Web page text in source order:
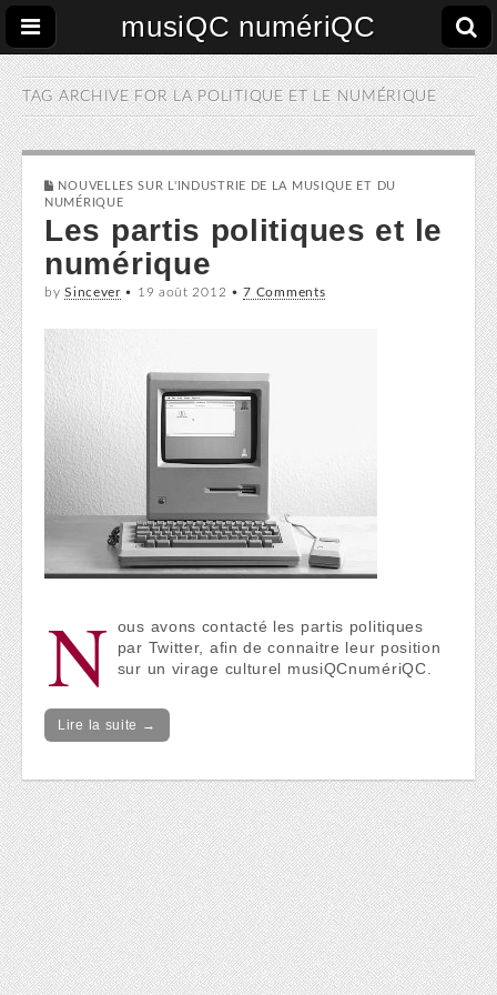
musiQC numériQC
TAG ARCHIVE FORLA POLITIQUE ET LE NUMÉRIQUE
NOUVELLES SUR L'INDUSTRIE DE LA MUSIQUE ET DU
NUMÉRIQUE
Les partis politiques et le
numérique
bySincever• 19 août 2012 •7 Comments
N
ous avons contacté les partis politiques
par Twitter, afin de connaitre leur position
sur un virage culturel musiQCnumériQC.
Lire la suite →